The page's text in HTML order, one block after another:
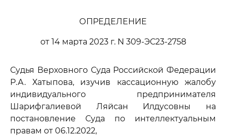
ОПРЕДЕЛЕНИЕ
от 14 марта 2023 г. N 309-ЭС23-2758
Судья Верховного Суда Российской Федерации
Р.А. Хатыпова, изучив кассационную жалобу
индивидуального предпринимателя
Шарифгалиевой Ляйсан Илдусовны на
постановление Суда по интеллектуальным
правам от 06.12.2022,